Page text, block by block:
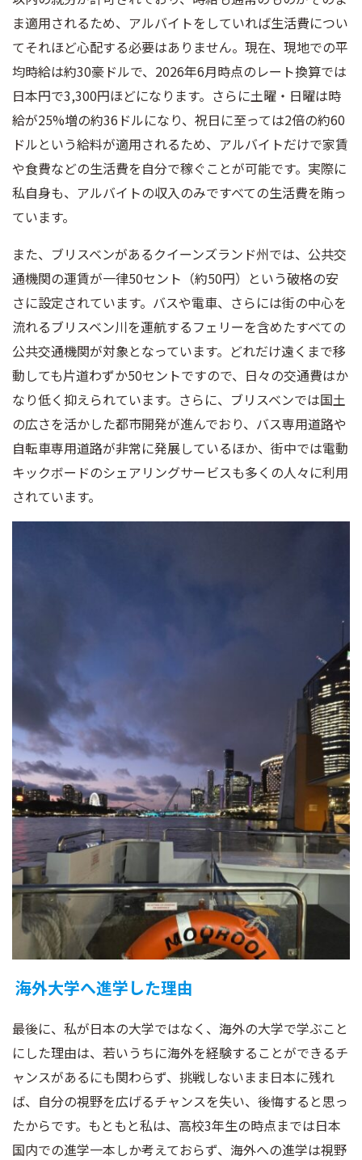
ま適用されるため、アルバイトをしていれば生活費につい
てそれほど心配する必要はありません。現在、現地での平
均時給は約30豪ドルで、2026年6月時点のレート換算では
日本円で3,300円ほどになります。さらに土曜・日曜は時
給が25%増の約36ドルになり、祝日に至っては2倍の約60
ドルという給料が適用されるため、アルバイトだけで家賃
や食費などの生活費を自分で稼ぐことが可能です。実際に
私自身も、アルバイトの収入のみですべての生活費を賄っ
ています。
また、ブリスベンがあるクイーンズランド州では、公共交
通機関の運賃が一律50セント（約50円）という破格の安
さに設定されています。バスや電車、さらには街の中心を
流れるブリスベン川を運航するフェリーを含めたすべての
公共交通機関が対象となっています。どれだけ遠くまで移
動しても片道わずか50セントですので、日々の交通費はか
なり低く抑えられています。さらに、ブリスベンでは国土
の広さを活かした都市開発が進んでおり、バス専用道路や
自転車専用道路が非常に発展しているほか、街中では電動
キックボードのシェアリングサービスも多くの人々に利用
されています。
海外大学へ進学した理由
最後に、私が日本の大学ではなく、海外の大学で学ぶこと
にした理由は、若いうちに海外を経験することができるチ
ャンスがあるにも関わらず、挑戦しないまま日本に残れ
ば、自分の視野を広げるチャンスを失い、後悔すると思っ
たからです。もともと私は、高校3年生の時点までは日本
国内での進学一本しか考えておらず、海外への進学は視野